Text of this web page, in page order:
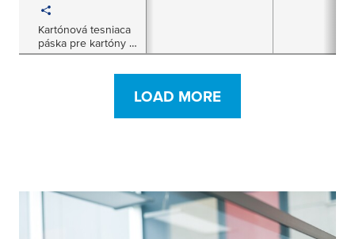
Kartónová tesniaca
páska pre kartóny s
veľmi ťažkým alebo
LOAD MORE